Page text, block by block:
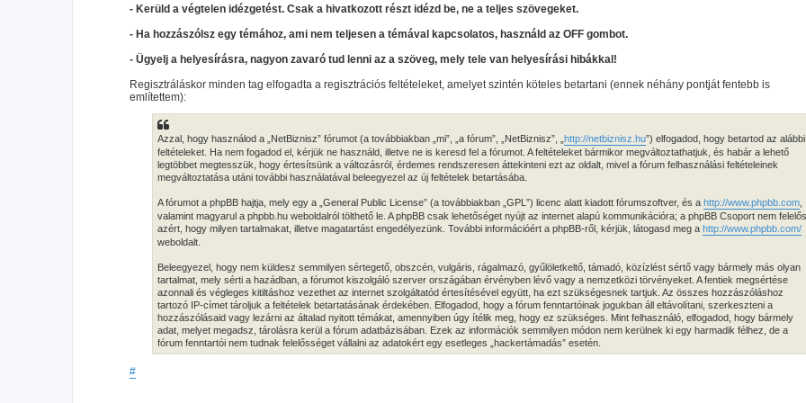
- Kerüld a végtelen idézgetést. Csak a hivatkozott részt idézd be, ne a teljes szövegeket.
- Ha hozzászólsz egy témához, ami nem teljesen a témával kapcsolatos, használd az OFF gombot.
- Ügyelj a helyesírásra, nagyon zavaró tud lenni az a szöveg, mely tele van helyesírási hibákkal!
Regisztráláskor minden tag elfogadta a regisztrációs feltételeket, amelyet szintén köteles betartani (ennek néhány pontját fentebb is
említettem):
Azzal, hogy használod a „NetBiznisz” fórumot (a továbbiakban „mi”, „a fórum”, „NetBiznisz”, „http://netbiznisz.hu”) elfogadod, hogy betartod az alábbi
feltételeket. Ha nem fogadod el, kérjük ne használd, illetve ne is keresd fel a fórumot. A feltételeket bármikor megváltoztathatjuk, és habár a lehető
legtöbbet megtesszük, hogy értesítsünk a változásról, érdemes rendszeresen áttekinteni ezt az oldalt, mivel a fórum felhasználási feltételeinek
megváltoztatása utáni további használatával beleegyezel az új feltételek betartásába.
A fórumot a phpBB hajtja, mely egy a „General Public License” (a továbbiakban „GPL”) licenc alatt kiadott fórumszoftver, és a http://www.phpbb.com,
valamint magyarul a phpbb.hu weboldalról tölthető le. A phpBB csak lehetőséget nyújt az internet alapú kommunikációra; a phpBB Csoport nem felelős
azért, hogy milyen tartalmakat, illetve magatartást engedélyezünk. További információért a phpBB-ről, kérjük, látogasd meg a http://www.phpbb.com/
weboldalt.
Beleegyezel, hogy nem küldesz semmilyen sértegető, obszcén, vulgáris, rágalmazó, gyűlöletkeltő, támadó, közízlést sértő vagy bármely más olyan
tartalmat, mely sérti a hazádban, a fórumot kiszolgáló szerver országában érvényben lévő vagy a nemzetközi törvényeket. A fentiek megsértése
azonnali és végleges kitiltáshoz vezethet az internet szolgáltatód értesítésével együtt, ha ezt szükségesnek tartjuk. Az összes hozzászóláshoz
tartozó IP-címet tároljuk a feltételek betartatásának érdekében. Elfogadod, hogy a fórum fenntartóinak jogukban áll eltávolítani, szerkeszteni a
hozzászólásaid vagy lezárni az általad nyitott témákat, amennyiben úgy ítélik meg, hogy ez szükséges. Mint felhasználó, elfogadod, hogy bármely
adat, melyet megadsz, tárolásra kerül a fórum adatbázisában. Ezek az információk semmilyen módon nem kerülnek ki egy harmadik félhez, de a
fórum fenntartói nem tudnak felelősséget vállalni az adatokért egy esetleges „hackertámadás” esetén.
#